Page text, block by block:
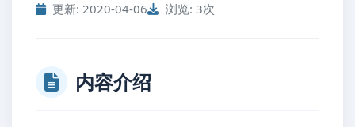
更新: 2020-04-06
浏览: 3次
内容介绍